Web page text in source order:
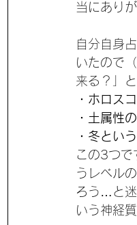
当にあり
自分自身
いたので
来る？」
・ホロス
・土属性
・冬とい
この3つで
うレベル
ろう…と迷
いう神経